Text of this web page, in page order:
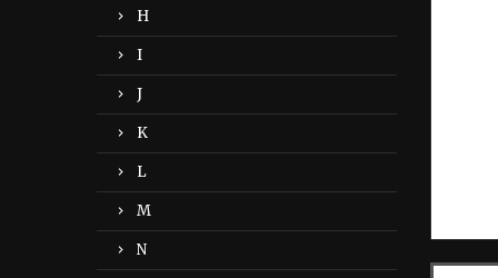
H
I
J
K
L
M
N